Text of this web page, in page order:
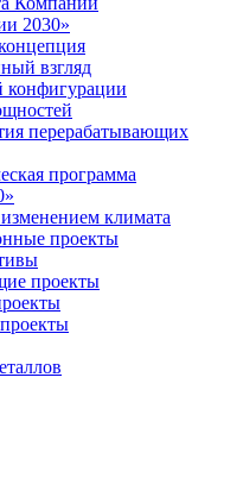
2030»
взгляд
конфигурации
перерабатывающих
программа
климата
проекты
проекты